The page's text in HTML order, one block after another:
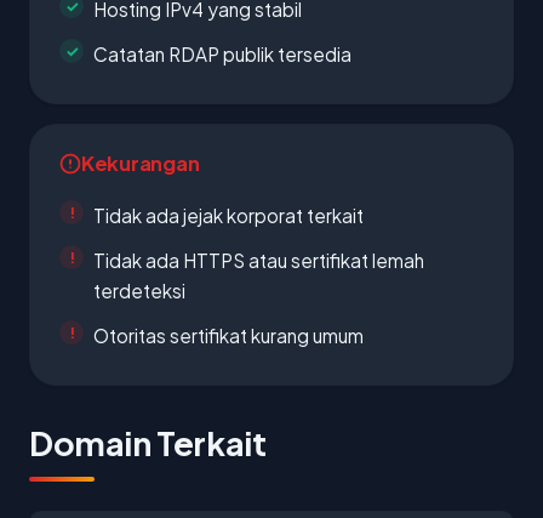
Hosting IPv4 yang stabil
Catatan RDAP publik tersedia
Kekurangan
Tidak ada jejak korporat terkait
Tidak ada HTTPS atau sertifikat lemah
terdeteksi
Otoritas sertifikat kurang umum
Domain Terkait